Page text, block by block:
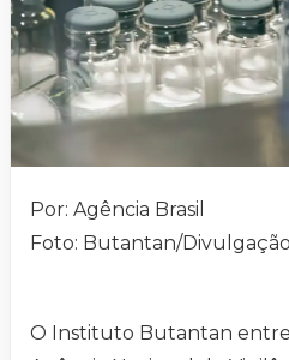
Por: Agência Brasil
Foto: Butantan/Divulgação
O Instituto Butantan